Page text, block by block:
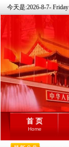
今天是:2026-8-7- Friday
首 页
Home